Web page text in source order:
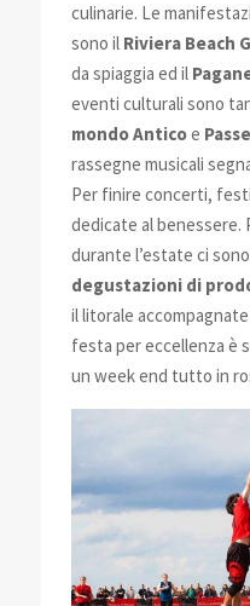
culinarie. Le
sono il Riviera Beach
da spiaggia ed il
eventi culturali sono
mondo Anticoe
rassegne musicali
Per finire concerti,
dedicate al benessere.
durante l’estate ci
degustazioni di
il litorale
festa per eccellenza è
un week end tutto in